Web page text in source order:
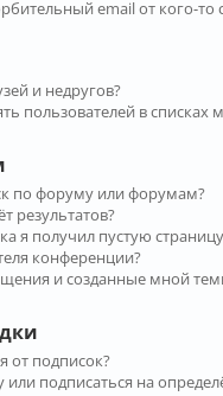
email от кого-то
и недругов?
пользователей в списках
по форуму или форумам?
результатов?
я получил пустую
конференции?
и созданные мной
от подписок?
или подписаться на